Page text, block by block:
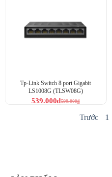
Tp-Link Switch 8 port Gigabit
LS1008G (TLSW08G)
599.000₫
539.000₫
Trước 1